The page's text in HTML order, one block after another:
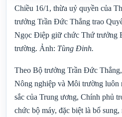
Chiều 16/1, thừa uỷ quyền của
trưởng Trần Đức Thắng trao
Ngọc Điệp giữ chức Thứ trưởng
trường. Ảnh: Tùng Đinh.
Theo Bộ trưởng Trần Đức
Nông nghiệp và Môi trường luôn
sắc của Trung ương, Chính phủ
chức bộ máy, đặc biệt là bổ